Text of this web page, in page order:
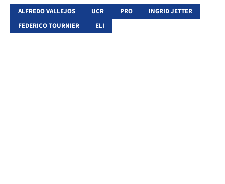
ALFREDO VALLEJOS UCR PRO
INGRID JETTER
FEDERICO TOURNIER
ELI